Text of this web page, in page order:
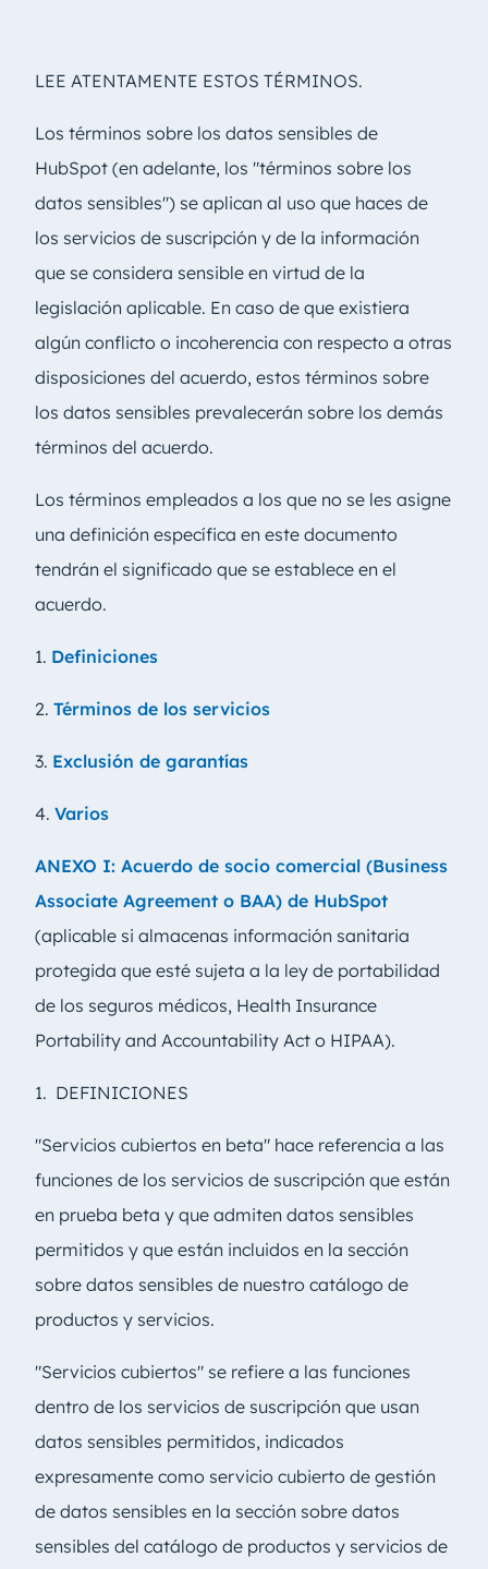
LEE ATENTAMENTE ESTOS TÉRMINOS.
Los términos sobre los datos sensibles de
HubSpot (en adelante, los "términos sobre los
datos sensibles") se aplican al uso que haces de
los servicios de suscripción y de la información
que se considera sensible en virtud de la
legislación aplicable. En caso de que existiera
algún conflicto o incoherencia con respecto a otras
disposiciones del acuerdo, estos términos sobre
los datos sensibles prevalecerán sobre los demás
términos del acuerdo.
Los términos empleados a los que no se les asigne
una definición específica en este documento
tendrán el significado que se establece en el
acuerdo.
1. Definiciones
2. Términos de los servicios
3. Exclusión de garantías
4. Varios
ANEXO I: Acuerdo de socio comercial (Business
Associate Agreement o BAA) de HubSpot
(aplicable si almacenas información sanitaria
protegida que esté sujeta a la ley de portabilidad
de los seguros médicos, Health Insurance
Portability and Accountability Act o HIPAA).
1. DEFINICIONES
"Servicios cubiertos en beta" hace referencia a las
funciones de los servicios de suscripción que están
en prueba beta y que admiten datos sensibles
permitidos y que están incluidos en la sección
sobre datos sensibles de nuestro catálogo de
productos y servicios.
"Servicios cubiertos" se refiere a las funciones
dentro de los servicios de suscripción que usan
datos sensibles permitidos, indicados
expresamente como servicio cubierto de gestión
de datos sensibles en la sección sobre datos
sensibles del catálogo de productos y servicios de